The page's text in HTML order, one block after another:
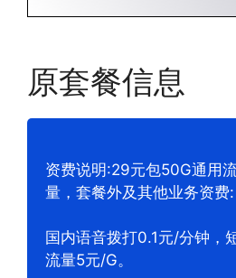
原套餐信息
资费说明:29元包50G通用
量，套餐外及其他业务资费:
国内语音拨打0.1元/分钟，
流量5元/G。